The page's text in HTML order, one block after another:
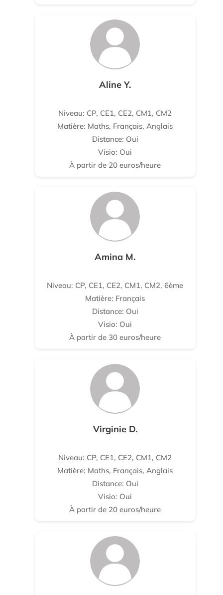
Aline Y.
Niveau: CP, CE1, CE2, CM1, CM2
Matière: Maths, Français, Anglais
Distance: Oui
Visio: Oui
À partir de 20 euros/heure
Amina M.
Niveau: CP, CE1, CE2, CM1, CM2, 6ème
Matière: Français
Distance: Oui
Visio: Oui
À partir de 30 euros/heure
Virginie D.
Niveau: CP, CE1, CE2, CM1, CM2
Matière: Maths, Français, Anglais
Distance: Oui
Visio: Oui
À partir de 20 euros/heure